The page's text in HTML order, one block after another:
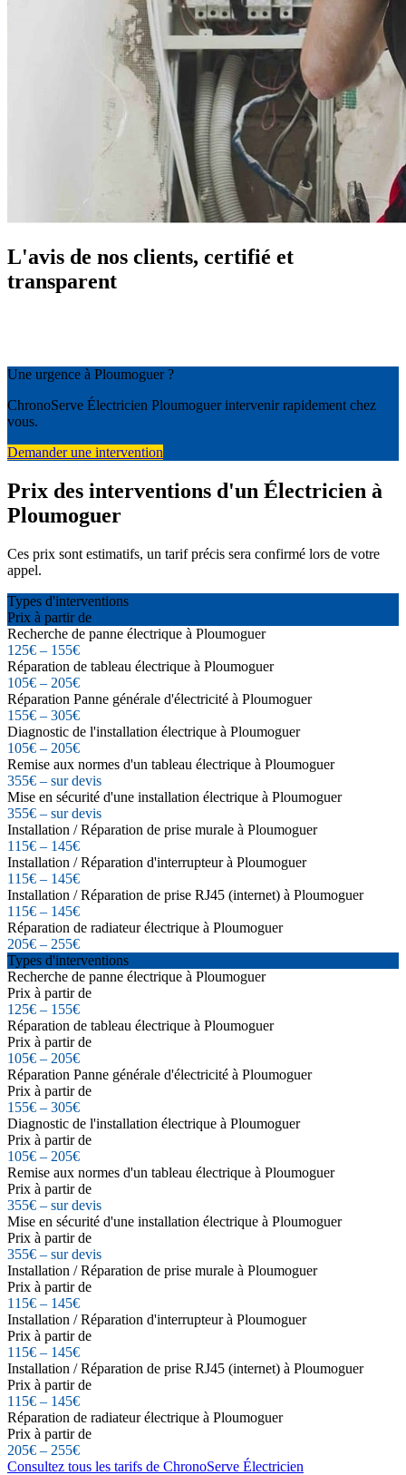
L'avis de nos clients, certifié et
transparent
Une urgence à Ploumoguer ?
ChronoServe Électricien Ploumoguer intervenir rapidement chez
vous.
Demander une intervention
Prix des interventions d'un Électricien à
Ploumoguer
Ces prix sont estimatifs, un tarif précis sera confirmé lors de votre
appel.
Types d'interventions
Prix à partir de
Recherche de panne électrique à Ploumoguer
125€ – 155€
Réparation de tableau électrique à Ploumoguer
105€ – 205€
Réparation Panne générale d'électricité à Ploumoguer
155€ – 305€
Diagnostic de l'installation électrique à Ploumoguer
105€ – 205€
Remise aux normes d'un tableau électrique à Ploumoguer
355€ – sur devis
Mise en sécurité d'une installation électrique à Ploumoguer
355€ – sur devis
Installation / Réparation de prise murale à Ploumoguer
115€ – 145€
Installation / Réparation d'interrupteur à Ploumoguer
115€ – 145€
Installation / Réparation de prise RJ45 (internet) à Ploumoguer
115€ – 145€
Réparation de radiateur électrique à Ploumoguer
205€ – 255€
Types d'interventions
Recherche de panne électrique à Ploumoguer
Prix à partir de
125€ – 155€
Réparation de tableau électrique à Ploumoguer
Prix à partir de
105€ – 205€
Réparation Panne générale d'électricité à Ploumoguer
Prix à partir de
155€ – 305€
Diagnostic de l'installation électrique à Ploumoguer
Prix à partir de
105€ – 205€
Remise aux normes d'un tableau électrique à Ploumoguer
Prix à partir de
355€ – sur devis
Mise en sécurité d'une installation électrique à Ploumoguer
Prix à partir de
355€ – sur devis
Installation / Réparation de prise murale à Ploumoguer
Prix à partir de
115€ – 145€
Installation / Réparation d'interrupteur à Ploumoguer
Prix à partir de
115€ – 145€
Installation / Réparation de prise RJ45 (internet) à Ploumoguer
Prix à partir de
115€ – 145€
Réparation de radiateur électrique à Ploumoguer
Prix à partir de
205€ – 255€
Consultez tous les tarifs de ChronoServe Électricien